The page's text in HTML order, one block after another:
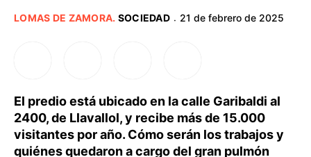
LOMAS DE ZAMORA. SOCIEDAD · 21 de febrero de 2025
El predio está ubicado en la calle Garibaldi al
2400, de Llavallol, y recibe más de 15.000
visitantes por año. Cómo serán los trabajos y
quiénes quedaron a cargo del gran pulmón